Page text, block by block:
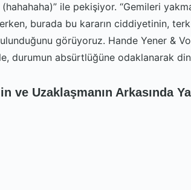
ile pekişiyor. “Gemileri
burada bu kararın ciddiyetinin,
görüyoruz. Hande Yener &
durumun absürtlüğüne odaklanarak
ve Uzaklaşmanın Arkasında